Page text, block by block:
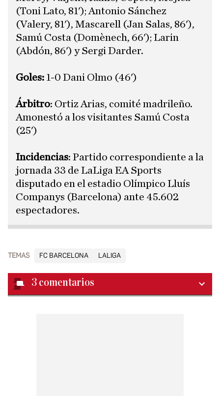
(Toni Lato, 81'); Antonio Sánchez
(Valery, 81'), Mascarell (Jan Salas, 86'),
Samú Costa (Domènech, 66'); Larin
(Abdón, 86') y Sergi Darder.
​Goles: 1-0 Dani Olmo (46')
Árbitro: Ortiz Arias, comité madrileño.
Amonestó a los visitantes Samú Costa
(25')
Incidencias: Partido correspondiente a la
jornada 33 de LaLiga EA Sports
disputado en el estadio Olímpico Lluís
Companys (Barcelona) ante 45.602
espectadores.
TEMAS FC BARCELONA LALIGA
3 comentarios